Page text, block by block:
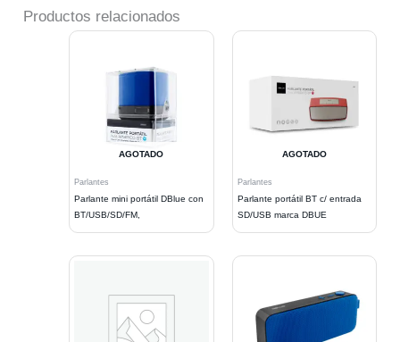
Productos relacionados
AGOTADO
Parlantes
Parlante mini portátil DBlue con
BT/USB/SD/FM,
AGOTADO
Parlantes
Parlante portátil BT c/ entrada
SD/USB marca DBUE